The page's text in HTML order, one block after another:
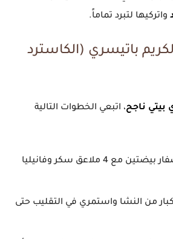
واتركيها لتبرد تماماً.
باتيسري (الكاسترد
بيتي ناجح، اتبعي الخطوات التالية
في بولة، ضعي صفار بيضتين مع 4 ملاعق سكر وفانيليا
كبار من النشا واستمري في التقليب حتى